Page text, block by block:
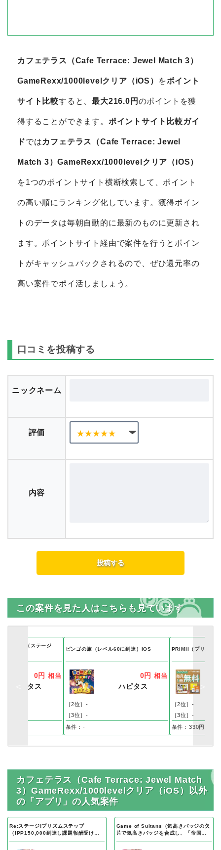
カフェテラス（Cafe Terrace: Jewel Match 3）
GameRexx/1000levelクリア（iOS） をポイント
サイト比較すると、最大216.0円 のポイントを獲
得することができます。 ポイントサイト比較ガイ
ドではカフェテラス（Cafe Terrace: Jewel
Match 3）GameRexx/1000levelクリア（iOS）
を1つのポイントサイト横断検索して、ポイント
の高い順にランキング化しています。獲得ポイン
トのデータは毎朝自動的に最新のものに更新され
ます。ポイントサイト経由で案件を行うとポイン
トがキャッシュバックされるので、ぜひ還元率の
高い案件でポイ活しましょう。
口コミを投稿する
ニックネーム
評価
内容
この案件を見た人はこちらも見ています
転ゲーム（ステージ
0円 相当
ハピタス
ビンゴの旅（レベル60に到達）iOS
0円 相当
ハピタス
［2位］-
［3位］-
条件：-
PRIMII（プリミィ
［2位］-
［3位］-
条件：330円コー
カフェテラス（Cafe Terrace: Jewel Match
3）GameRexx/1000levelクリア（iOS）以外
の「アプリ」の人気案件
Re:ステージ!プリズムステップ
（IPP150,000到達し課題報酬受け取
Game of Sultans（気高きバッジの欠
片で気高きバッジを合成し、「帝国五